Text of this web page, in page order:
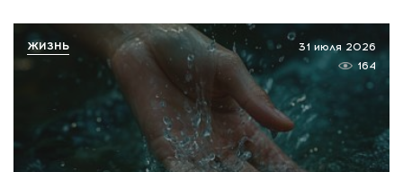
31 июля 2026
164
ЖИЗНЬ